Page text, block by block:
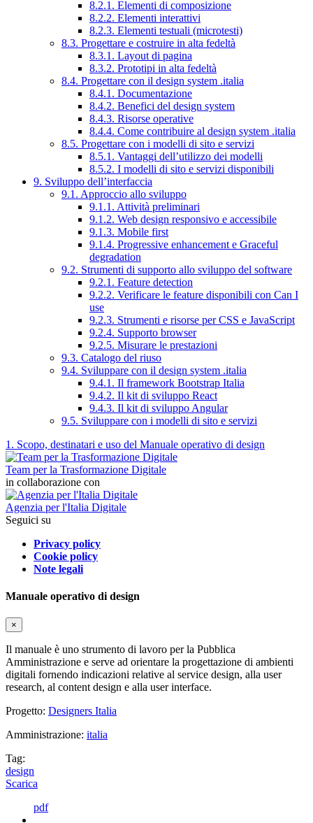
8.2.1. Elementi di composizione
8.2.2. Elementi interattivi
8.2.3. Elementi testuali (microtesti)
8.3. Progettare e costruire in alta fedeltà
8.3.1. Layout di pagina
8.3.2. Prototipi in alta fedeltà
8.4. Progettare con il design system .italia
8.4.1. Documentazione
8.4.2. Benefici del design system
8.4.3. Risorse operative
8.4.4. Come contribuire al design system .italia
8.5. Progettare con i modelli di sito e servizi
8.5.1. Vantaggi dell’utilizzo dei modelli
8.5.2. I modelli di sito e servizi disponibili
9. Sviluppo dell’interfaccia
9.1. Approccio allo sviluppo
9.1.1. Attività preliminari
9.1.2. Web design responsivo e accessibile
9.1.3. Mobile first
9.1.4. Progressive enhancement e Graceful
degradation
9.2. Strumenti di supporto allo sviluppo del software
9.2.1. Feature detection
9.2.2. Verificare le feature disponibili con Can I
use
9.2.3. Strumenti e risorse per CSS e JavaScript
9.2.4. Supporto browser
9.2.5. Misurare le prestazioni
9.3. Catalogo del riuso
9.4. Sviluppare con il design system .italia
9.4.1. Il framework Bootstrap Italia
9.4.2. Il kit di sviluppo React
9.4.3. Il kit di sviluppo Angular
9.5. Sviluppare con i modelli di sito e servizi
1. Scopo, destinatari e uso del Manuale operativo di design
Team per la Trasformazione Digitale
in collaborazione con
Agenzia per l'Italia Digitale
Seguici su
Privacy policy
Cookie policy
Note legali
Manuale operativo di design
×
Il manuale è uno strumento di lavoro per la Pubblica
Amministrazione e serve ad orientare la progettazione di ambienti
digitali fornendo indicazioni relative al service design, alla user
research, al content design e alla user interface.
Progetto: Designers Italia
Amministrazione: italia
Tag:
design
Scarica
pdf